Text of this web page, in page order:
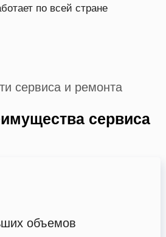
по всей стране
сервиса и ремонта
сервиса
объемов